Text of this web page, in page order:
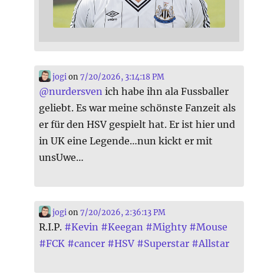
jogion7/20/2026, 3:14:18 PM
@nurdersven ich habe ihn ala Fussballer
geliebt. Es war meine schönste Fanzeit als
er für den HSV gespielt hat. Er ist hier und
in UK eine Legende…nun kickt er mit
unsUwe…
jogion7/20/2026, 2:36:13 PM
R.I.P. #Kevin #Keegan #Mighty #Mouse
#FCK #cancer #HSV #Superstar #Allstar